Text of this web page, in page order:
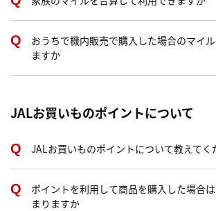
おうちで機内販売で購入した場合のマイ
ますか
JALお買いものポイントについて
JALお買いものポイントについて教えてく
ポイントを利用して商品を購入した場合
まりますか